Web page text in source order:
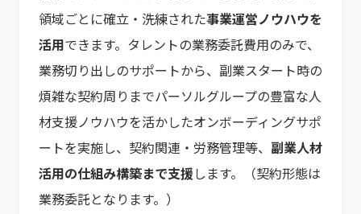
領域ごとに確立・洗練された事業運営ノウハウを
活用できます。タレントの業務委託費用のみで、
業務切り出しのサポートから、副業スタート時の
煩雑な契約周りまでパーソルグループの豊富な人
材支援ノウハウを活かしたオンボーディングサポ
ートを実施し、契約関連・労務管理等、 副業人材
活用の仕組み構築まで支援します。（契約形態は
業務委託となります。）